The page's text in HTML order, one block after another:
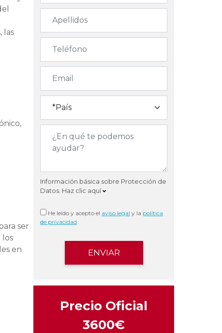
las
ser
los
en
Información básica sobre Protección de
Datos. Haz clic aquí
He leído y acepto el aviso legal y la política
de privacidad
Precio Oficial
3600€